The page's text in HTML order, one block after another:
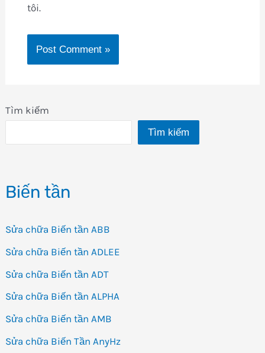
Tìm kiếm
Tìm kiếm
Biến tần
Sửa chữa Biến tần ABB
Sửa chữa Biến tần ADLEE
Sửa chữa Biến tần ADT
Sửa chữa Biến tần ALPHA
Sửa chữa Biến tần AMB
Sửa chữa Biến Tần AnyHz
tôi.